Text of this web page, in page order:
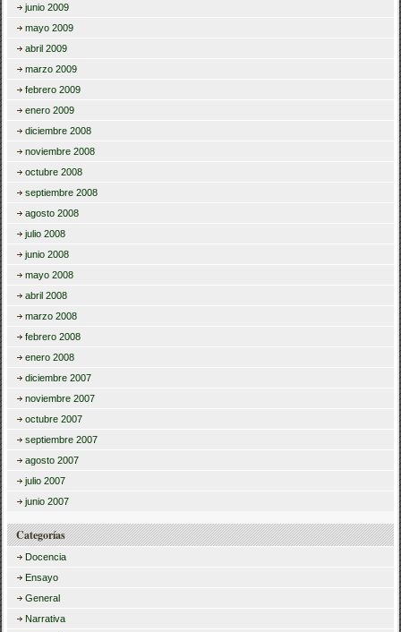
junio 2009
mayo 2009
abril 2009
marzo 2009
febrero 2009
enero 2009
diciembre 2008
noviembre 2008
octubre 2008
septiembre 2008
agosto 2008
julio 2008
junio 2008
mayo 2008
abril 2008
marzo 2008
febrero 2008
enero 2008
diciembre 2007
noviembre 2007
octubre 2007
septiembre 2007
agosto 2007
julio 2007
junio 2007
Categorías
Docencia
Ensayo
General
Narrativa